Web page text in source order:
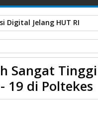
Digital Jelang HUT RI
Pelaksanaan Vaksin Covid
Sangat
19 di Poltekes